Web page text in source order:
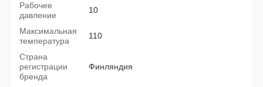
Рабочее
давление
10
Максимальная
температура
110
Страна
регистрации
бренда
Финляндия